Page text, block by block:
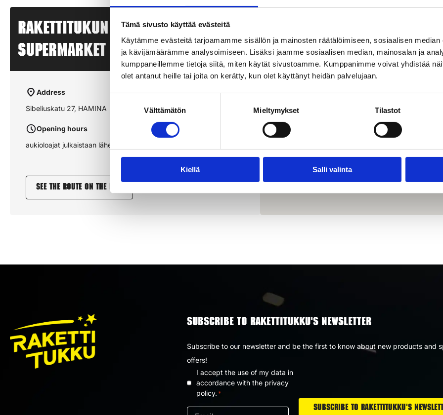
Tämä sivusto käyttää evästeitä
Käytämme evästeitä tarjoamamme sisällön ja mainosten räätälöimiseen, sosiaalisen
ja kävijämäärämme analysoimiseen. Lisäksi jaamme sosiaalisen median, mainosalan ja
kumppaneillemme tietoja siitä, miten käytät sivustoamme. Kumppanimme voivat yhdistää
olet antanut heille tai joita on kerätty, kun olet käyttänyt heidän palvelujaan.
Välttämätön Mieltymykset Tilastot
Kiellä Salli valinta
Rakettitukun myyntipiste – K-
SUPERMARKET KANUUNA – HAMINA
Address
Sibeliuskatu 27, HAMINA
Opening hours
aukioloajat julkaistaan lähempänä sesonkia
See the route on the map
SUBSCRIBE TO RAKETTITUKKU'S NEWSLETTER
Subscribe to our newsletter and be the first to know about new products and
offers!
Privacy
policy
*
I accept the use of my data in
accordance with the privacy
policy. *